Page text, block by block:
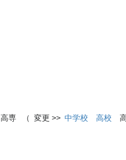
高専 （ 変更 >> 中学校 高校